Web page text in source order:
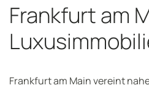
Frankfurt am
Frankfurt am Main vereint